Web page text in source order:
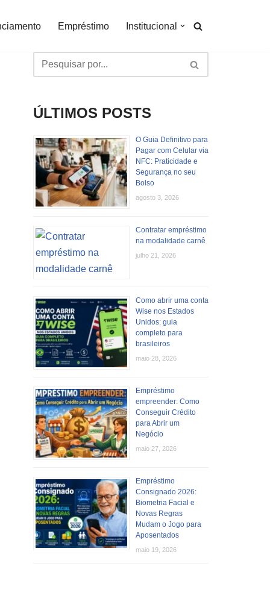
Empréstimo Institucional
ÚLTIMOS POSTS
O Guia Definitivo para
Pagar com Celular via
NFC: Praticidade e
Segurança no seu
Bolso
agosto 3, 2026
Contratar empréstimo
na modalidade carnê
julho 21, 2026
Como abrir uma conta
Wise nos Estados
Unidos: guia
completo para
brasileiros
maio 28, 2026
Empréstimo
empreender: Como
Conseguir Crédito
para Abrir um
Negócio
maio 27, 2026
Empréstimo
Consignado 2026:
Biometria Facial e
Novas Regras
Mudam o Jogo para
Aposentados
maio 19, 2026